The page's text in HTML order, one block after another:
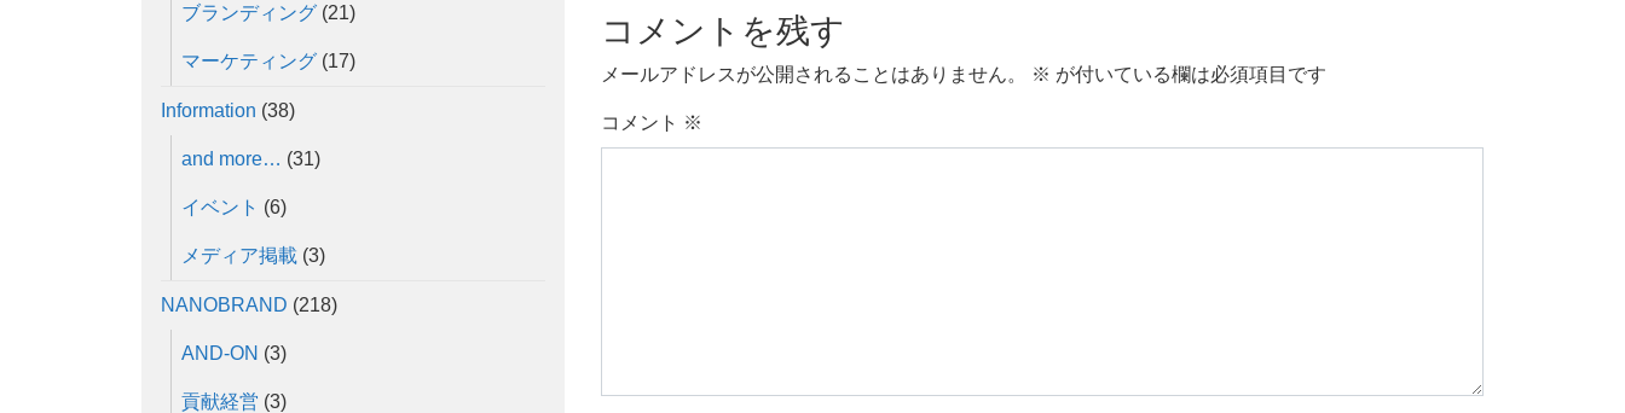
コメントを残す
メールアドレスが公開されることはありません。 ※ が付いている欄は必須項目です
コメント ※
ブランディング (21)
マーケティング (17)
Information (38)
and more… (31)
イベント (6)
メディア掲載 (3)
NANOBRAND (218)
AND-ON (3)
貢献経営 (3)